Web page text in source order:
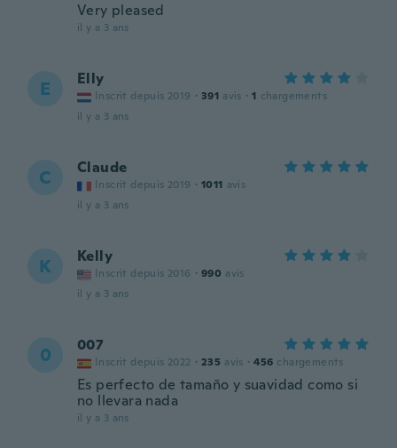
Very pleased
il y a 3 ans
E Elly
Inscrit depuis 2019 · 391 avis · 1 chargements
il y a 3 ans
C Claude
Inscrit depuis 2019 · 1011 avis
il y a 3 ans
K Kelly
Inscrit depuis 2016 · 990 avis
il y a 3 ans
0 007
Inscrit depuis 2022 · 235 avis · 456 chargements
Es perfecto de tamaño y suavidad como si
no llevara nada
il y a 3 ans